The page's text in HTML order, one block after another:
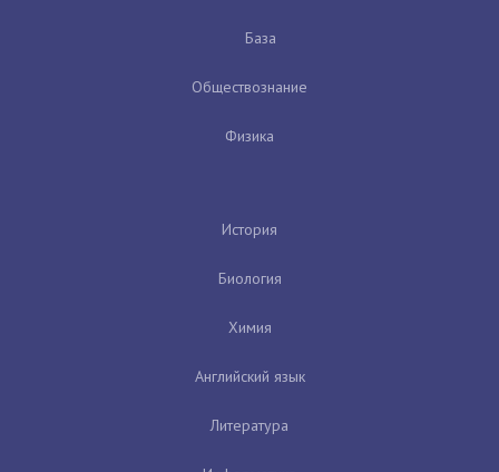
База
Обществознание
Физика
История
Биология
Химия
Английский язык
Литература